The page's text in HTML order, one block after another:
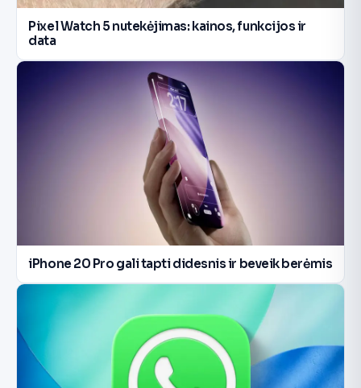
Pixel Watch 5 nutekėjimas: kainos, funkcijos ir
data
iPhone 20 Pro gali tapti didesnis ir beveik berėmis